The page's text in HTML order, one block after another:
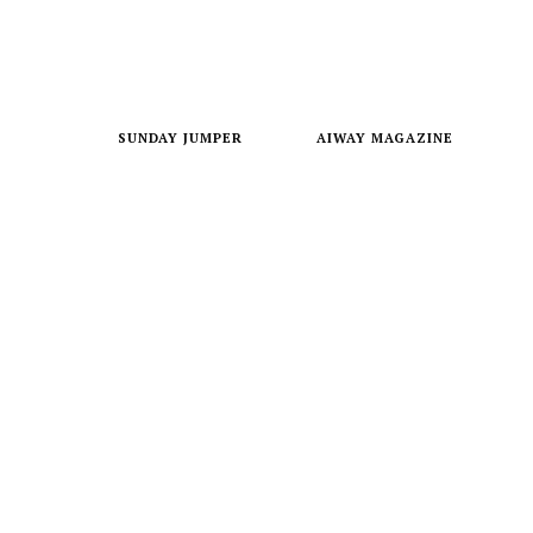
SUNDAY JUMPER AIWAY MAGAZINE